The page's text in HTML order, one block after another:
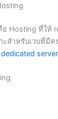
Hosting ที่ให้
ะสำหรับเวบที่มีค
dedicated server